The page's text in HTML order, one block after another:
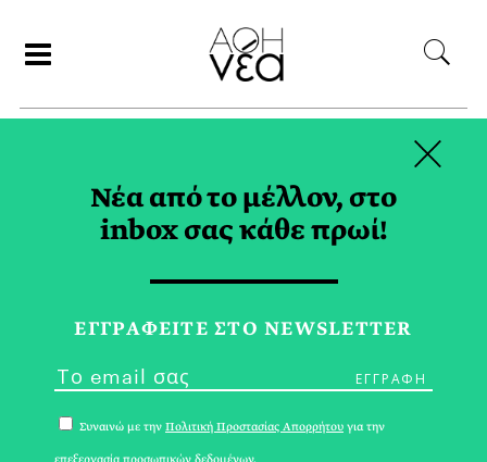
BAFTA TAG
Νέα από το μέλλον, στο
inbox σας κάθε πρωί!
ΕΓΓPΑΦΕΙΤΕ ΣΤΟ NEWSLETTER
Συναινώ με την Πολιτική Προστασίας Απορρήτου για την
×